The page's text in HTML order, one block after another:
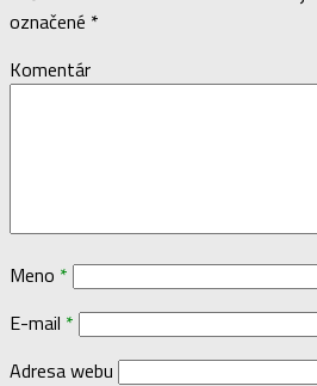
označené *
Komentár
Meno *
E-mail *
Adresa webu